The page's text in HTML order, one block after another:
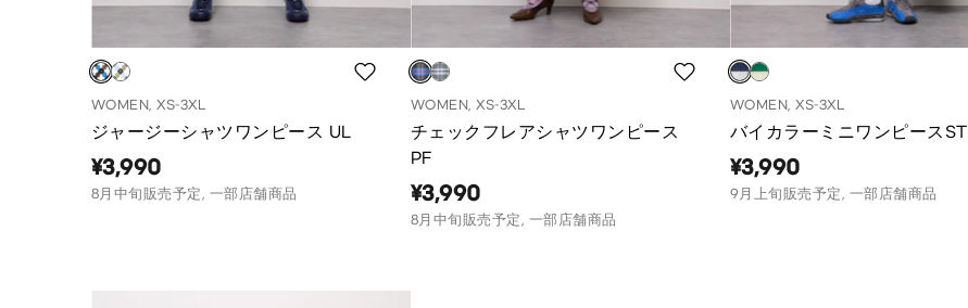
WOMEN, XS-3XL
ジャージーシャツワンピース UL
¥3,990
8月中旬販売予定, 一部店舗商品
WOMEN, XS-3XL
チェックフレアシャツワンピース
PF
¥3,990
8月中旬販売予定, 一部店舗商品
WOMEN, XS-3XL
バイカラーミニワンピースST
¥3,990
9月上旬販売予定, 一部店舗商品